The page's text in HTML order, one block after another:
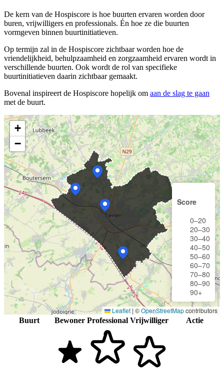
De kern van de Hospiscore is hoe buurten ervaren worden door
buren, vrijwilligers en professionals. Én hoe ze die buurten
vormgeven binnen buurtinitiatieven.
Op termijn zal in de Hospiscore zichtbaar worden hoe de
vriendelijkheid, behulpzaamheid en zorgzaamheid ervaren wordt in
verschillende buurten. Ook wordt de rol van specifieke
buurtinitiatieven daarin zichtbaar gemaakt.
Bovenal inspireert de Hospiscore hopelijk om aan de slag te gaan
met de buurt.
+
−
Score
0–20
20–30
30–40
40–50
50–60
60–70
70–80
80–90
90+
Leaflet | ©OpenStreetMapcontributors
Buurt
Bewoner Professional Vrijwilliger Actie